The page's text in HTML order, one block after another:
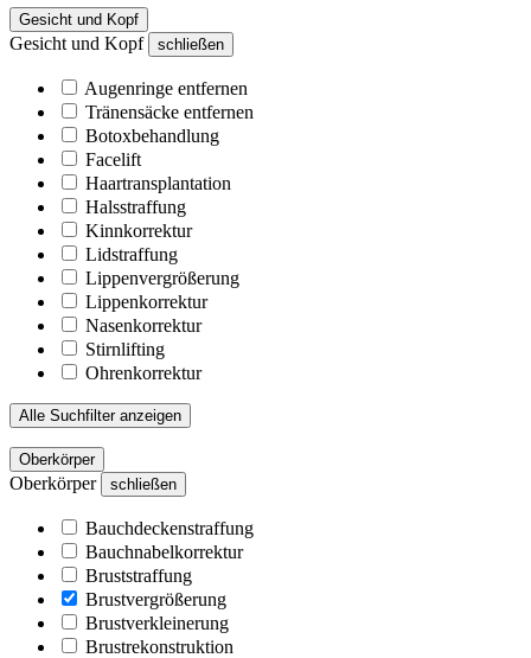
Gesicht und Kopf
Gesicht und Kopf schließen
Augenringe entfernen
Tränensäcke entfernen
Botoxbehandlung
Facelift
Haartransplantation
Halsstraffung
Kinnkorrektur
Lidstraffung
Lippenvergrößerung
Lippenkorrektur
Nasenkorrektur
Stirnlifting
Ohrenkorrektur
Alle Suchfilter anzeigen
Oberkörper
Oberkörper schließen
Bauchdeckenstraffung
Bauchnabelkorrektur
Bruststraffung
Brustvergrößerung
Brustverkleinerung
Brustrekonstruktion